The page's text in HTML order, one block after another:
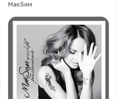
МакSим